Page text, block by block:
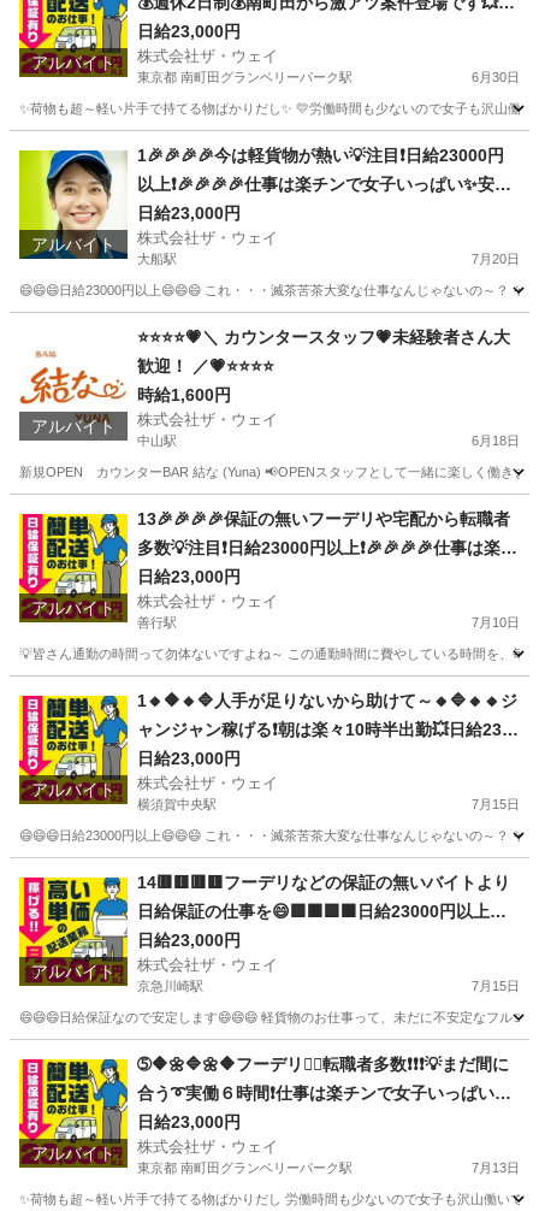
アルバイト
方から応募も大歓迎😄女子でも楽々🎵✨
日給23,000円
株式会社ザ・ウェイ
東京都 南町田グランベリーパーク駅 6月30日
✨荷物も超～軽い片手で持てる物ばかりだし✨ 💛労働時間も少ないので女子も沢山働
南町田グランベリーパーク駅 配送 ギグワーク
アルバイト
1🎉🎉🎉🎉今は軽貨物が熱い💡注目❗️日給23000円
以上❗️🎉🎉🎉🎉仕事は楽チンで女子いっぱい✨安定
収入😄完全週休2日制だよ💗
日給23,000円
株式会社ザ・ウェイ
大船駅 7月20日
😄😄😄日給23000円以上😄😄😄 これ・・・滅茶苦茶大変な仕事なんじゃないの～？
大船駅 ドライバー ネットスーパー
アルバイト
⭐⭐⭐⭐💗＼ カウンタースタッフ💗未経験者さん大
歓迎！ ／💗⭐⭐⭐⭐
時給1,600円
株式会社ザ・ウェイ
中山駅 6月18日
新規OPEN カウンターBAR 結な (Yuna) 📢OPENスタッフとして一緒に楽しく働きま
中山駅 その他
アルバイト
13🎉🎉🎉🎉保証の無いフーデリや宅配から転職者
多数💡注目❗️日給23000円以上❗️🎉🎉🎉🎉仕事は楽チ
ンで女子いっぱい✨安定収入😄完全週休2日制だよ
💗
日給23,000円
株式会社ザ・ウェイ
善行駅 7月10日
💡皆さん通勤の時間って勿体ないですよね～ この通勤時間に費やしている時間を、
善行駅 ドライバー ネットスーパー
アルバイト
1🔸🔶🔸🔷人手が足りないから助けて～🔸🔷🔸🔸ジ
ャンジャン稼げる❗️朝は楽々10時半出勤💥日給230
00円以上❗️事業拡大につき大量募集❗️❗️❗️
日給23,000円
株式会社ザ・ウェイ
横須賀中央駅 7月15日
😄😄😄日給23000円以上😄😄😄 これ・・・滅茶苦茶大変な仕事なんじゃないの～？
横須賀中央駅 配送 ネットスーパー
アルバイト
14🟥🟨🟥🟨フーデリなどの保証の無いバイトより
日給保証の仕事を😄🟩🟧🟩🟧日給23000円以上可
能❗️朝は楽々10時出勤❗️❗️❗️
日給23,000円
株式会社ザ・ウェイ
京急川崎駅 7月15日
😄😄😄日給保証なので安定します😄😄😄 軽貨物のお仕事って、未だに不安定なフル
京急川崎駅 ドライバー ギグワーク
アルバイト
➄🔶🌼🔷🌼🔶フーデリ👉🏻転職者多数❗❗❗💡まだ間に
合う➰実働６時間❗️仕事は楽チンで女子いっぱい✨
日給23000円以上可❗️安定収入😄軽貨物ドライバー
💥完全週休2日制だよ💗
日給23,000円
株式会社ザ・ウェイ
東京都 南町田グランベリーパーク駅 7月13日
✨荷物も超～軽い片手で持てる物ばかりだし 労働時間も少ないので女子も沢山働いて